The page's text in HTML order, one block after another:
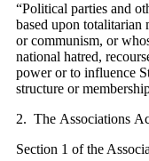
“Political parties and
based upon totalitarian
or communism, or
national hatred,
power or to influence
structure or
2. The Associations
Section 1 of the